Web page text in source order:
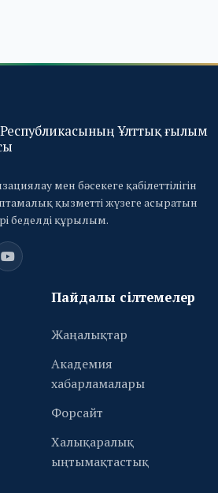
Республикасының Ұлттық ғылым
мен бәсекеге қабілеттілігін
қызметті жүзеге асыратын
беделді құрылым.
Пайдалы сілтемелер
Жаңалықтар
Академия
хабарламалары
Форсайт
Халықаралық
ыңтымақтастық